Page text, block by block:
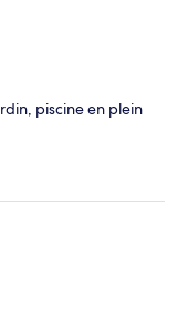
piscine en plein